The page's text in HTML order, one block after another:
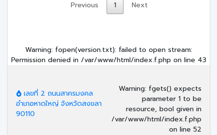
Previous
1 Next
Warning: fopen(version.txt): failed to open stream:
Permission denied in /var/www/html/index.f.php on line 43
เลขที่ 2 ถนนสาครมงคล
อำเภอหาดใหญ่ จังหวัดสงขลา
90110
Warning: fgets() expects
parameter 1 to be
resource, bool given in
/var/www/html/index.f.php
on line 52